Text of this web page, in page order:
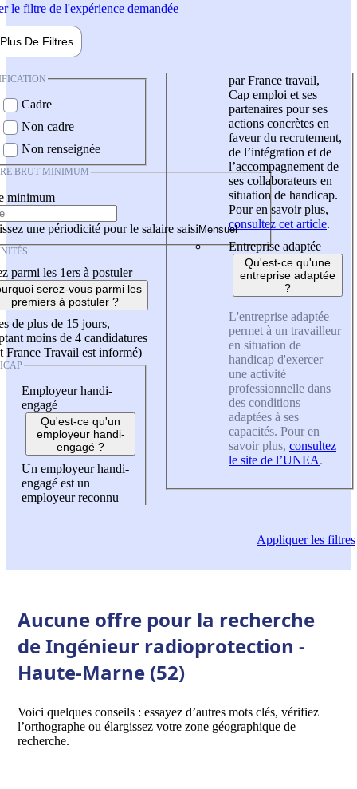
le filtre de l'expérience demandée
Plus De Filtres
Cadre
Non cadre
Non renseignée
BRUT MINIMUM
minimum
une périodicité pour le salaire saisi
parmi les 1ers à postuler
serez-vous parmi les
premiers à postuler ?
de plus de 15 jours,
moins de 4 candidatures
France Travail est informé)
Employeur handi-
engagé
Qu'est-ce qu'un
employeur handi-
engagé ?
Un employeur handi-
engagé est un
employeur reconnu
par France travail,
Cap emploi et ses
partenaires pour ses
actions concrètes en
faveur du recrutement,
de l’intégration et de
l’accompagnement de
ses collaborateurs en
situation de handicap.
Pour en savoir plus,
consultez cet article.
Entreprise adaptée
Qu'est-ce qu'une
entreprise adaptée
?
L'entreprise adaptée
permet à un travailleur
en situation de
handicap d'exercer
une activité
professionnelle dans
des conditions
adaptées à ses
capacités. Pour en
savoir plus, consultez
le site de l’UNEA.
Appliquerles filtres
Aucune offre pour la recherche
de Ingénieur radioprotection -
Haute-Marne (52)
Voici quelques conseils : essayez d’autres mots clés, vérifiez
l’orthographe ou élargissez votre zone géographique de
recherche.